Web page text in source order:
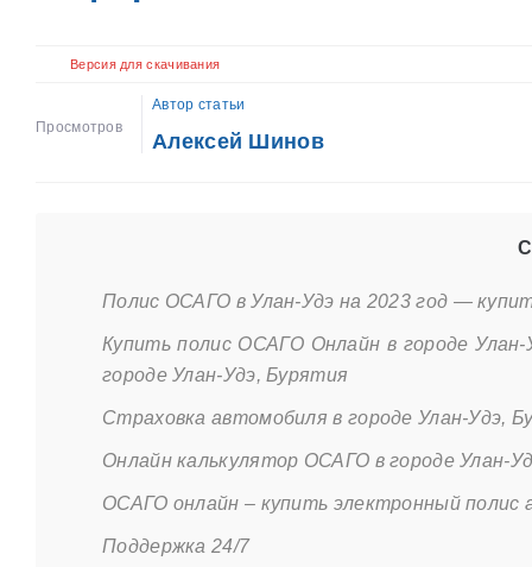
Версия для скачивания
Просмотров
Автор статьи
Алексей Шинов
Полис ОСАГО в Улан-Удэ на 2023 год —
Купить полис ОСАГО Онлайн в городе
городе Улан-Удэ, Бурятия
Страховка автомобиля в городе Улан-Удэ,
Онлайн калькулятор ОСАГО в городе Улан-
ОСАГО онлайн – купить электронный полис
Поддержка 24/7